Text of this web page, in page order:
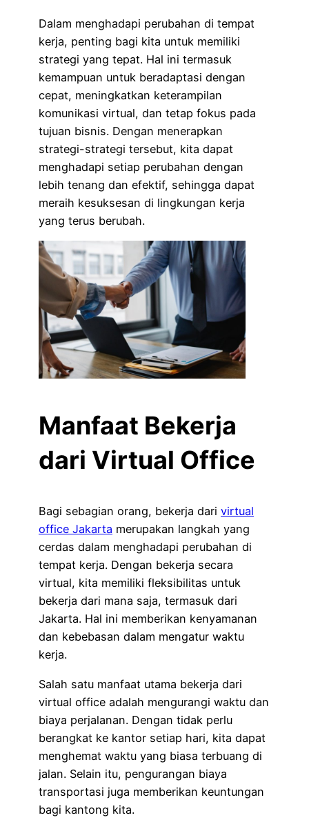
Dalam menghadapi perubahan di tempat
kerja, penting bagi kita untuk memiliki
strategi yang tepat. Hal ini termasuk
kemampuan untuk beradaptasi dengan
cepat, meningkatkan keterampilan
komunikasi virtual, dan tetap fokus pada
tujuan bisnis. Dengan menerapkan
strategi-strategi tersebut, kita dapat
menghadapi setiap perubahan dengan
lebih tenang dan efektif, sehingga dapat
meraih kesuksesan di lingkungan kerja
yang terus berubah.
Manfaat Bekerja
dari Virtual Office
Bagi sebagian orang, bekerja dari virtual
office Jakarta merupakan langkah yang
cerdas dalam menghadapi perubahan di
tempat kerja. Dengan bekerja secara
virtual, kita memiliki fleksibilitas untuk
bekerja dari mana saja, termasuk dari
Jakarta. Hal ini memberikan kenyamanan
dan kebebasan dalam mengatur waktu
kerja.
Salah satu manfaat utama bekerja dari
virtual office adalah mengurangi waktu dan
biaya perjalanan. Dengan tidak perlu
berangkat ke kantor setiap hari, kita dapat
menghemat waktu yang biasa terbuang di
jalan. Selain itu, pengurangan biaya
transportasi juga memberikan keuntungan
bagi kantong kita.